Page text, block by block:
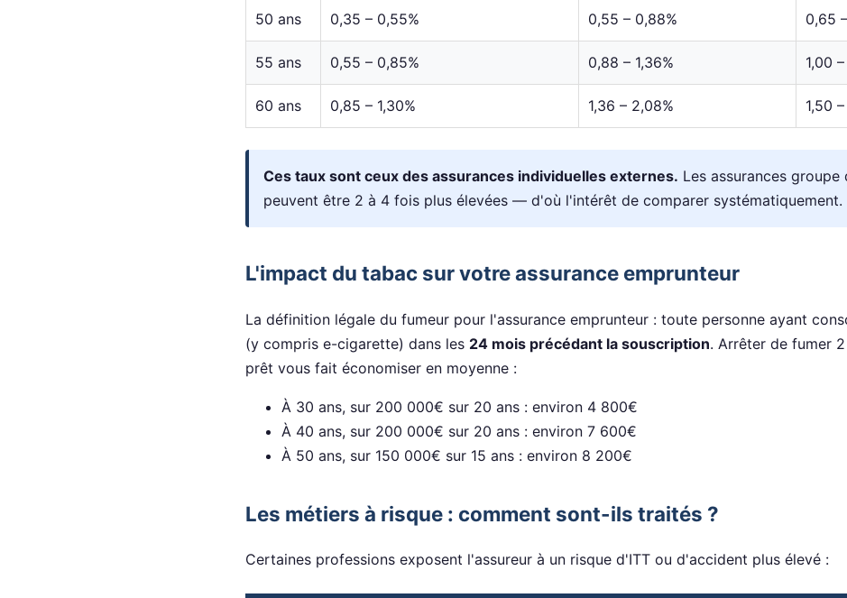
50 ans 0,35 – 0,55% 0,55 – 0,88% 0,65
55 ans 0,55 – 0,85% 0,88 – 1,36% 1,00
60 ans 0,85 – 1,30% 1,36 – 2,08% 1,50
Ces taux sont ceux des assurances individuelles externes. Les assurances groupe
peuvent être 2 à 4 fois plus élevées — d'où l'intérêt de comparer systématiquement.
L'impact du tabac sur votre assurance emprunteur
La définition légale du fumeur pour l'assurance emprunteur : toute personne ayant
(y compris e-cigarette) dans les 24 mois précédant la souscription. Arrêter de fumer
prêt vous fait économiser en moyenne :
À 30 ans, sur 200 000€ sur 20 ans : environ 4 800€
À 40 ans, sur 200 000€ sur 20 ans : environ 7 600€
À 50 ans, sur 150 000€ sur 15 ans : environ 8 200€
Les métiers à risque : comment sont-ils traités ?
Certaines professions exposent l'assureur à un risque d'ITT ou d'accident plus élevé :